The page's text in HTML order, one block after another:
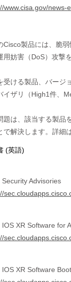
www.cisa.gov/
Cisco製品には、脆
用妨害（DoS）攻撃
受ける製品、バージ
イザリ（High1件、
題は、該当する製品
(英語)
Security Advisories
IOS XR Software for
IOS XR Software